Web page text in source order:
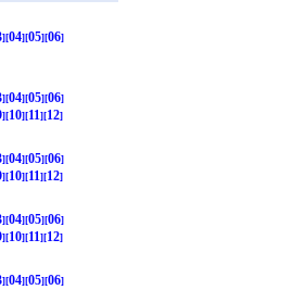
04 05 06
04 05 06
10 11
12
04 05 06
10 11
12
04 05 06
10 11
12
04 05 06